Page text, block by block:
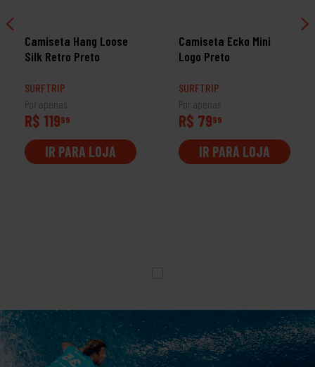
Camiseta Hang Loose
Silk Retro Preto
SURFTRIP
Por apenas
R$ 11999
IR PARA LOJA
Camiseta Ecko Mini
Logo Preto
SURFTRIP
Por apenas
R$ 7999
IR PARA LOJA